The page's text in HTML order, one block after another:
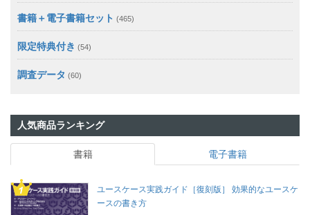
書籍＋電子書籍セット (465)
限定特典付き (54)
調査データ (60)
人気商品ランキング
書籍 電子書籍
ユースケース実践ガイド［復刻版］ 効果的なユースケ
ースの書き方